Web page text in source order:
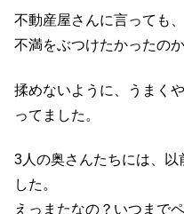
不動産屋さんに言っても
不満をぶつけたかったの
揉めないように、うまく
ってました。
3人の奥さんたちには、以
した。
えっまたなの？いつまで